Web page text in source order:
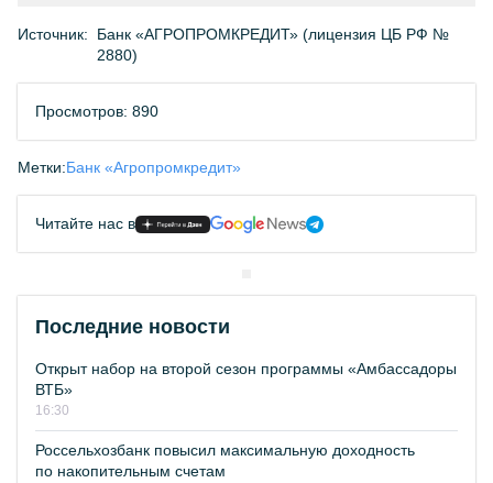
Источник:
Банк «АГРОПРОМКРЕДИТ» (лицензия ЦБ РФ №
2880)
Просмотров: 890
Метки:Банк «Агропромкредит»
Читайте нас в
Последние новости
Открыт набор на второй сезон программы «Амбассадоры
ВТБ»
16:30
Россельхозбанк повысил максимальную доходность
по накопительным счетам